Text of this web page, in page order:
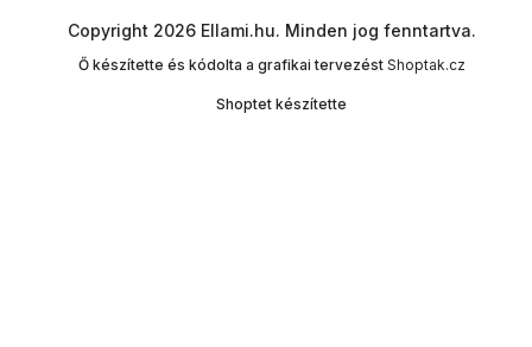
Shoptet készítette
Copyright 2026 Ellami.hu. Minden jog fenntartva.
Ő készítette és kódolta a grafikai tervezést Shoptak.cz